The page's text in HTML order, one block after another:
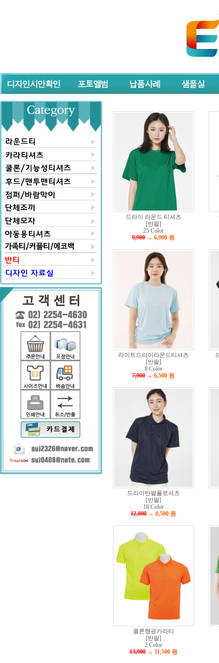
드라이 라운드 티셔츠
[반팔]
25 Color
9,900 → 6,900 원
라이트드라이라운드티셔츠
[반팔]
8 Color
7,900 → 6,500 원
드라이반팔폴로셔츠
[반팔]
18 Color
12,000 → 8,500 원
쿨론형광카라티
[반팔]
2 Color
13,900→ 11,500원